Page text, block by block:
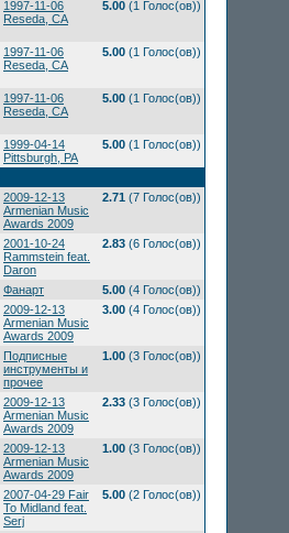
1997-11-06
Reseda, CA
5.00 (1 Голос(ов))
1997-11-06
Reseda, CA
5.00 (1 Голос(ов))
1997-11-06
Reseda, CA
5.00 (1 Голос(ов))
1999-04-14
Pittsburgh, PA
5.00 (1 Голос(ов))
2009-12-13
Armenian Music
Awards 2009
2.71 (7 Голос(ов))
2001-10-24
Rammstein feat.
Daron
2.83 (6 Голос(ов))
Фанарт 5.00 (4 Голос(ов))
2009-12-13
Armenian Music
Awards 2009
3.00 (4 Голос(ов))
Подписные
инструменты и
прочее
1.00 (3 Голос(ов))
2009-12-13
Armenian Music
Awards 2009
2.33 (3 Голос(ов))
2009-12-13
Armenian Music
Awards 2009
1.00 (3 Голос(ов))
2007-04-29 Fair
To Midland feat.
Serj
5.00 (2 Голос(ов))